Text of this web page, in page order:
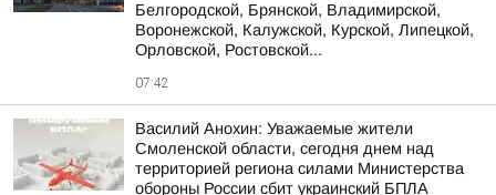
Белгородской, Брянской, Владимирской,
Воронежской, Калужской, Курской, Липецкой,
Орловской, Ростовской...
07:42
Василий Анохин: Уважаемые жители
Смоленской области, сегодня днем над
территорией региона силами Министерства
обороны России сбит украинский БПЛА